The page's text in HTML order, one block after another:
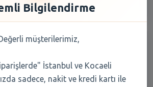
Bilgilendirme
müşterilerimiz,
İstanbul ve Kocaeli
sadece, nakit ve kredi kartı ile